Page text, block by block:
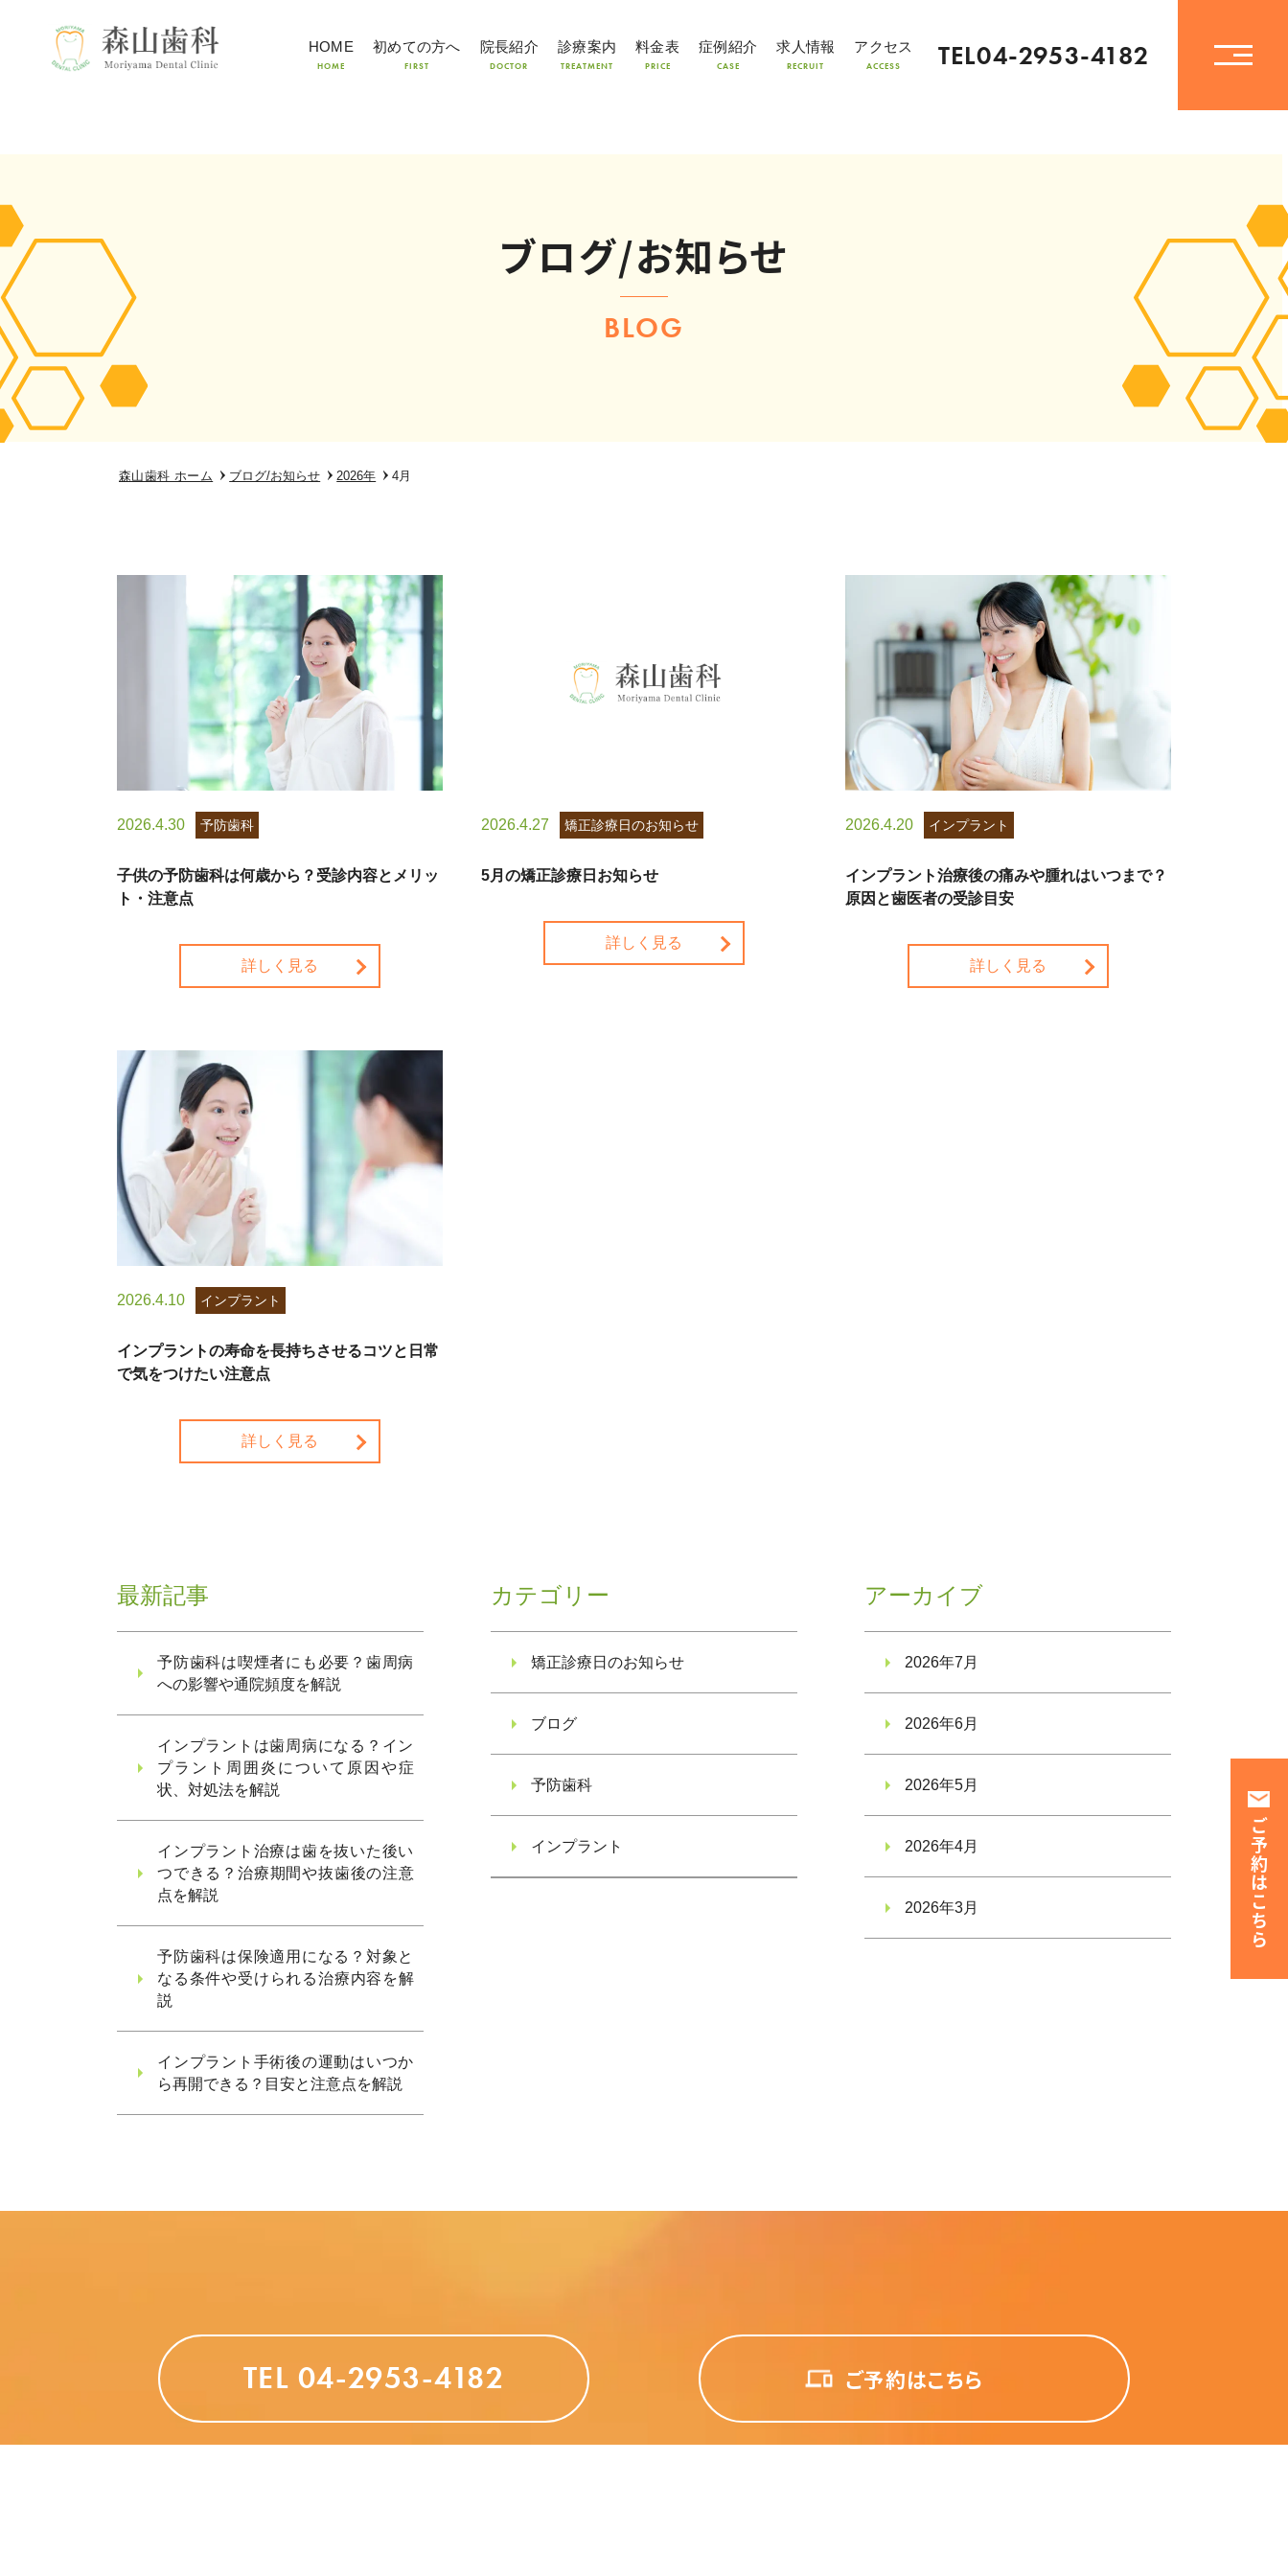
HOME
HOME
初めての方へ
FIRST
院長紹介
DOCTOR
診療案内
TREATMENT
料金表
PRICE
症例紹介
CASE
求人情報
RECRUIT
アクセス
ACCESS TEL04-2953-4182
ブログ/お知らせ
BLOG
森山歯科 ホーム ブログ/お知らせ 2026年 4月
2026.4.30 予防歯科
子供の予防歯科は何歳から？受診内容とメリッ
ト・注意点
詳しく見る
2026.4.27 矯正診療日のお知らせ
5月の矯正診療日お知らせ
詳しく見る
2026.4.20 インプラント
インプラント治療後の痛みや腫れはいつまで？
原因と歯医者の受診目安
詳しく見る
2026.4.10 インプラント
インプラントの寿命を長持ちさせるコツと日常
で気をつけたい注意点
詳しく見る
最新記事
予防歯科は喫煙者にも必要？歯周病
への影響や通院頻度を解説
インプラントは歯周病になる？イン
プラント周囲炎について原因や症
状、対処法を解説
インプラント治療は歯を抜いた後い
つできる？治療期間や抜歯後の注意
点を解説
予防歯科は保険適用になる？対象と
なる条件や受けられる治療内容を解
説
インプラント手術後の運動はいつか
ら再開できる？目安と注意点を解説
カテゴリー
矯正診療日のお知らせ
ブログ
予防歯科
インプラント
アーカイブ
2026年7月
2026年6月
2026年5月
2026年4月
2026年3月
TEL 04-2953-4182 ご予約はこちら
ご予約はこちら